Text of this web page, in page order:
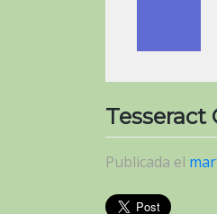
Tesseract
Publicada el